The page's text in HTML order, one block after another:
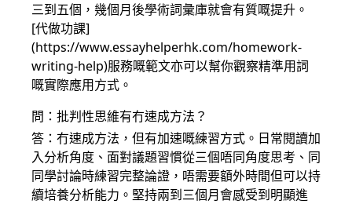
三到五個，幾個月後學術詞彙庫就會有質嘅提升。
[代做功課]
(https://www.essayhelperhk.com/homework-
writing-help)服務嘅範文亦可以幫你觀察精準用詞
嘅實際應用方式。
問：批判性思維有冇速成方法？
答：冇速成方法，但有加速嘅練習方式。日常閱讀加
入分析角度、面對議題習慣從三個唔同角度思考、同
同學討論時練習完整論證，唔需要額外時間但可以持
續培養分析能力。堅持兩到三個月會感受到明顯進